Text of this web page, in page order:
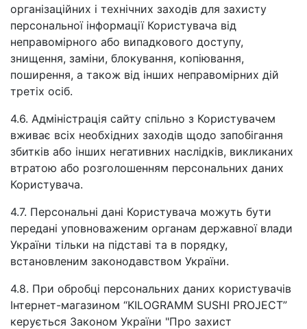
організаційних і технічних заходів для захисту
персональної інформації Користувача від
неправомірного або випадкового доступу,
знищення, заміни, блокування, копіювання,
поширення, а також від інших неправомірних дій
третіх осіб.
4.6. Адміністрація сайту спільно з Користувачем
вживає всіх необхідних заходів щодо запобігання
збитків або інших негативних наслідків, викликаних
втратою або розголошенням персональних даних
Користувача.
4.7. Персональні дані Користувача можуть бути
передані уповноваженим органам державної влади
України тільки на підставі та в порядку,
встановленим законодавством України.
4.8. При обробці персональних даних користувачів
Інтернет-магазином “KILOGRAMM SUSHI PROJECT”
керується Законом України "Про захист